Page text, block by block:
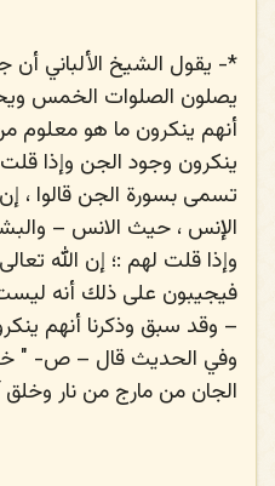
*- يقول الشيخ الألباني أن
يصلون الصلوات الخمس
أنهم ينكرون ما هو معلوم
ينكرون وجود الجن وإذا
تسمى بسورة الجن قالوا ،
الإنس ، حيث الانس –
وإذا قلت لهم :؛ إن الله
فيجيبون على ذلك أنه
– وقد سبق وذكرنا أنهم
وفي الحديث قال – ص- "
الجان من مارج من نار